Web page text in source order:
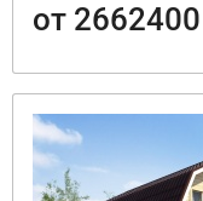
от 2662400